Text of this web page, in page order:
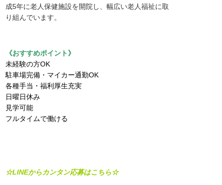
成5年に老人保健施設を開院し、幅広い老人福祉に取
り組んでいます。
《おすすめポイント》
未経験の方OK
駐車場完備・マイカー通勤OK
各種手当・福利厚生充実
日曜日休み
見学可能
フルタイムで働ける
☆LINEからカンタン応募はこちら☆